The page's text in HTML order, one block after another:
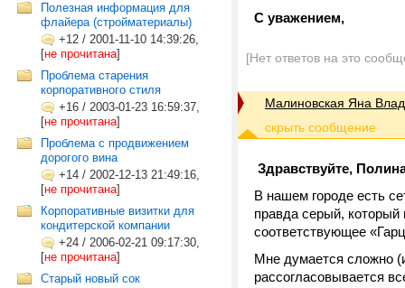
Полезная информация для
флайера (стройматериалы)
+12 / 2001-11-10 14:39:26,
[не прочитана]
Проблема старения
корпоративного стиля
+16 / 2003-01-23 16:59:37,
[не прочитана]
Проблема с продвижением
дорогого вина
+14 / 2002-12-13 21:49:16,
[не прочитана]
Корпоративные визитки для
кондитерской компании
+24 / 2006-02-21 09:17:30,
[не прочитана]
Старый новый сок
С уважением,
[Нет ответов на это
Малиновская Яна
Здравствуйте,
В нашем городе есть
правда серый, который
соответствующее
Мне думается сложно
рассогласовывается